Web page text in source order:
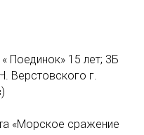
Поединок» 15 лет; 3Б
Верстовского г.
«Морское сражение